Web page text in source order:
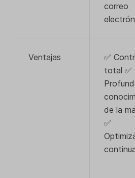
correo
Ventajas
✅
total ✅
de la
✅